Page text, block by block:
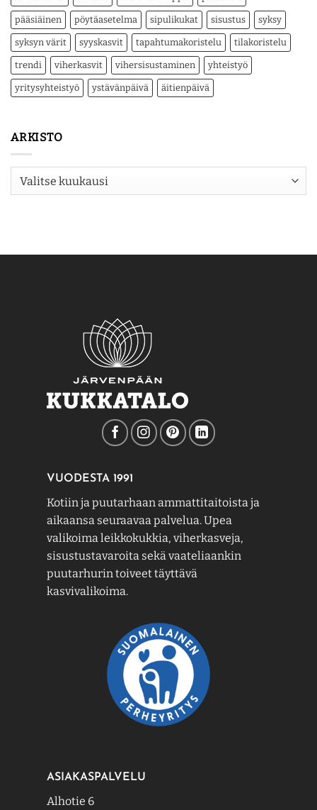
pääsiäinen pöytäasetelma sipulikukat sisustus syksy
syksyn värit syyskasvit tapahtumakoristelu tilakoristelu
trendi viherkasvit vihersisustaminen yhteistyö
yritysyhteistyö ystävänpäivä äitienpäivä
ARKISTO
Arkisto
VUODESTA 1991
Kotiin ja puutarhaan ammattitaitoista ja
aikaansa seuraavaa palvelua. Upea
valikoima leikkokukkia, viherkasveja,
sisustustavaroita sekä vaateliaankin
puutarhurin toiveet täyttävä
kasvivalikoima.
ASIAKASPALVELU
Alhotie 6